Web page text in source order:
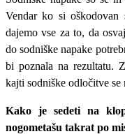
Vendar ko si
dajemo vse za to, da
do sodniške napake
bi poznala na rezultatu.
kajti sodniške odločitve se
Kako je sedeti na
nogometašu takrat po